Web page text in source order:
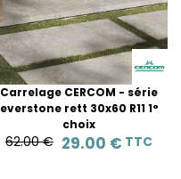
Carrelage CERCOM - série
everstone rett 30x60 R11 1°
choix
62.00 € 29.00 € TTC